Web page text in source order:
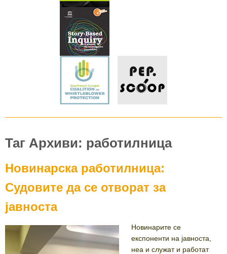
Таг Архиви: работилница
Новинарска работилница:
Судовите да се отворат за
јавноста
Новинарите се
експоненти на јавноста,
неа и служат и работат